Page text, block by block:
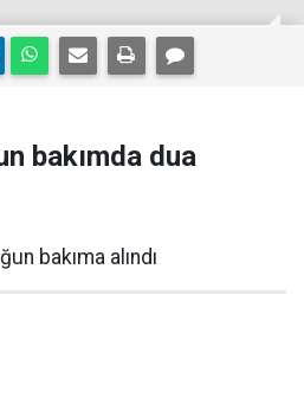
bakımda dua
bakıma alındı